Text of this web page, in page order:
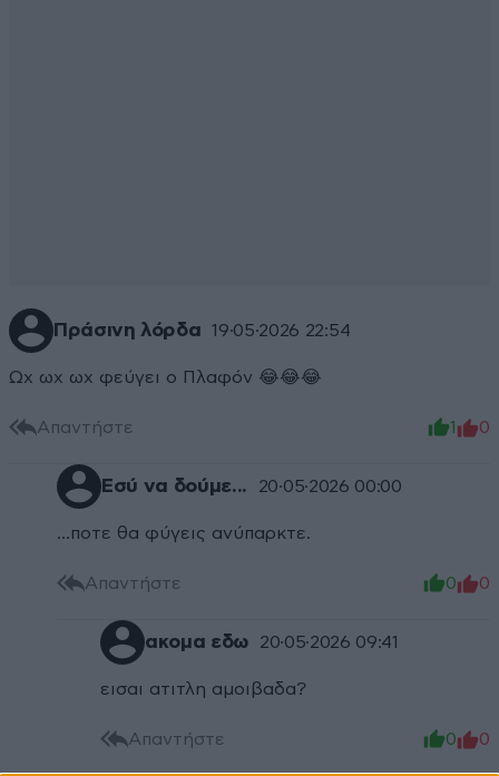
Πράσινη λόρδα 19·05·2026 22:54
Ωχ ωχ ωχ φεύγει ο Πλαφόν 😂😂😂
Απαντήστε 1 0
Εσύ να δούμε... 20·05·2026 00:00
...ποτε θα φύγεις ανύπαρκτε.
Απαντήστε 0 0
ακομα εδω 20·05·2026 09:41
εισαι ατιτλη αμοιβαδα?
Απαντήστε 0 0